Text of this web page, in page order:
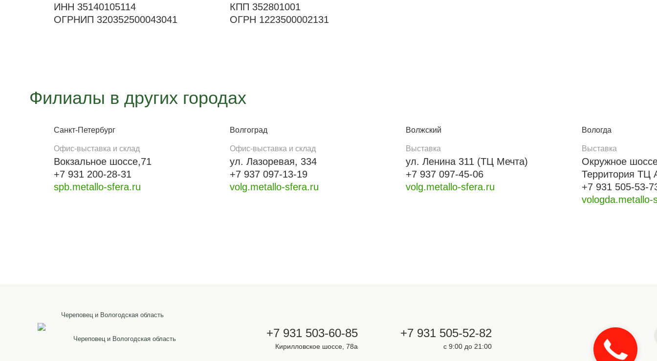
ИНН 35140105114
ОГРНИП 320352500043041
КПП 352801001
ОГРН 1223500002131
Филиалы в других городах
Санкт-Петербург
Офис-выставка и склад
Вокзальное шоссе,71
+7 931 200-28-31
spb.metallo-sfera.ru
Волгоград
Офис-выставка и склад
ул. Лазоревая, 334
+7 937 097-13-19
volg.metallo-sfera.ru
Волжский
Выставка
ул. Ленина 311 (ТЦ Мечта)
+7 937 097-45-06
volg.metallo-sfera.ru
Вологда
Выставка
Окружное
Территория ТЦ
+7 931 505-53-
vologda.metallo-
Череповец и Вологодская область
Череповец и Вологодская область +7 931 503-60-85
Кирилловское шоссе, 78а
+7 931 505-52-82
с 9:00 до 21:00